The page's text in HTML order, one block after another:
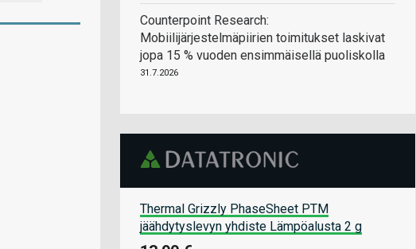
Counterpoint Research:
Mobiilijärjestelmäpiirien toimitukset laskivat
jopa 15 % vuoden ensimmäisellä puoliskolla
31.7.2026
Thermal Grizzly PhaseSheet PTM
jäähdytyslevyn yhdiste Lämpöalusta 2 g